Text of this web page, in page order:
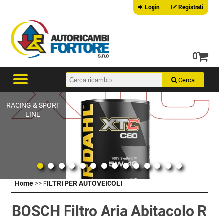
Login Registrati
0
RACING & SPORT
LINE
Home >>FILTRI PER AUTOVEICOLI
BOSCH Filtro Aria Abitacolo R